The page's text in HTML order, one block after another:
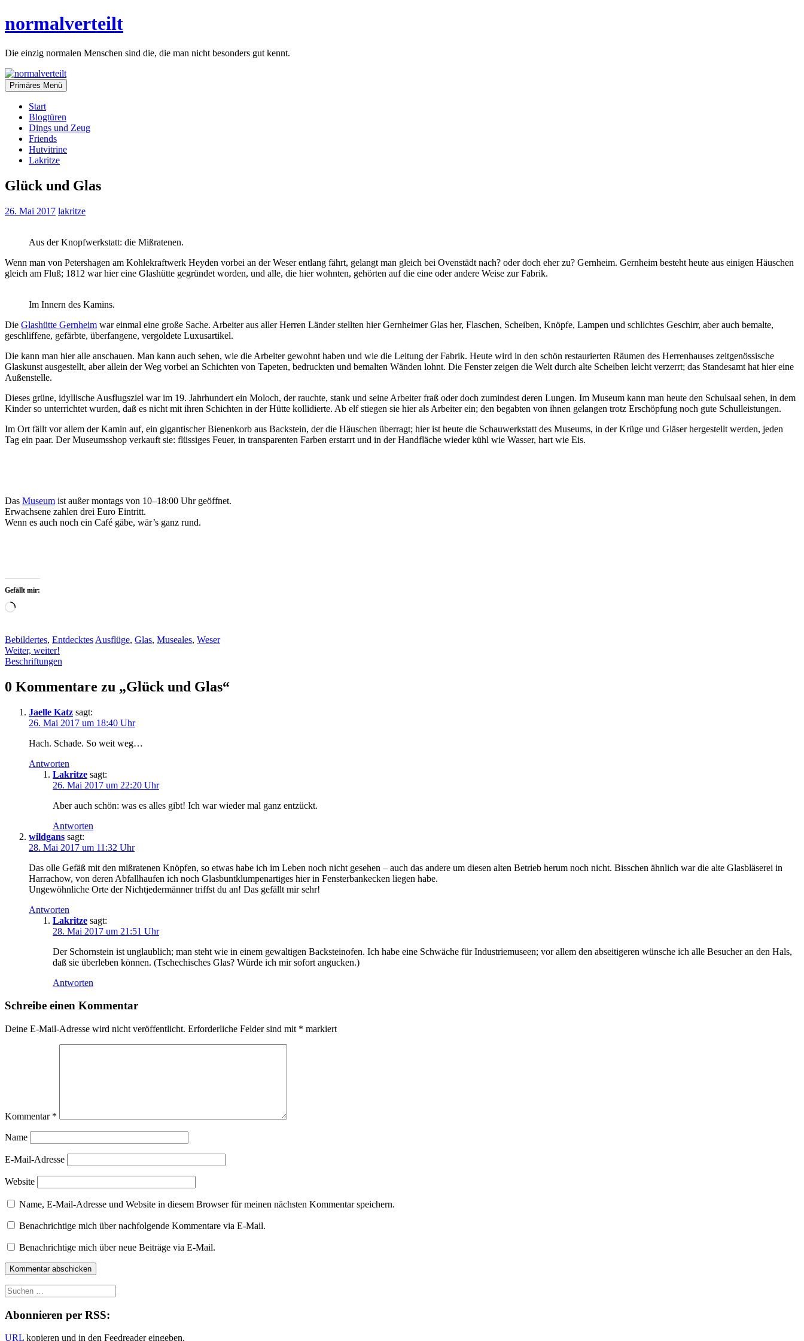
Inhalt
normalverteilt
Die einzig normalen Menschen sind die, die man nicht besonders gut kennt.
Primäres Menü
Start
Blogtüren
Dings und Zeug
Friends
Hutvitrine
Lakritze
Glück und Glas
26. Mai 2017 lakritze
Aus der Knopfwerkstatt: die Mißratenen.
Wenn man von Petershagen am Kohlekraftwerk Heyden vorbei an der Weser entlang fährt, gelangt man gleich bei Ovenstädt nach? oder doch eher zu? Gernheim. Gernheim besteht heute aus einigen Häuschen
gleich am Fluß; 1812 war hier eine Glashütte gegründet worden, und alle, die hier wohnten, gehörten auf die eine oder andere Weise zur Fabrik.
Im Innern des Kamins.
Die Glashütte Gernheim war einmal eine große Sache. Arbeiter aus aller Herren Länder stellten hier Gernheimer Glas her, Flaschen, Scheiben, Knöpfe, Lampen und schlichtes Geschirr, aber auch bemalte,
geschliffene, gefärbte, überfangene, vergoldete Luxusartikel.
Die kann man hier alle anschauen. Man kann auch sehen, wie die Arbeiter gewohnt haben und wie die Leitung der Fabrik. Heute wird in den schön restaurierten Räumen des Herrenhauses zeitgenössische
Glaskunst ausgestellt, aber allein der Weg vorbei an Schichten von Tapeten, bedruckten und bemalten Wänden lohnt. Die Fenster zeigen die Welt durch alte Scheiben leicht verzerrt; das Standesamt hat hier eine
Außenstelle.
Dieses grüne, idyllische Ausflugsziel war im 19. Jahrhundert ein Moloch, der rauchte, stank und seine Arbeiter fraß oder doch zumindest deren Lungen. Im Museum kann man heute den Schulsaal sehen, in dem
Kinder so unterrichtet wurden, daß es nicht mit ihren Schichten in der Hütte kollidierte. Ab elf stiegen sie hier als Arbeiter ein; den begabten von ihnen gelangen trotz Erschöpfung noch gute Schulleistungen.
Im Ort fällt vor allem der Kamin auf, ein gigantischer Bienenkorb aus Backstein, der die Häuschen überragt; hier ist heute die Schauwerkstatt des Museums, in der Krüge und Gläser hergestellt werden, jeden
Tag ein paar. Der Museumsshop verkauft sie: flüssiges Feuer, in transparenten Farben erstarrt und in der Handfläche wieder kühl wie Wasser, hart wie Eis.
Das Museum ist außer montags von 10–18:00 Uhr geöffnet.
Erwachsene zahlen drei Euro Eintritt.
Wenn es auch noch ein Café gäbe, wär’s ganz rund.
Gefällt mir:
Wird
Bebildertes, Entdecktes Ausflüge, Glas, Museales, Weser
Beitragsnavigation
Weiter, weiter!
Beschriftungen
0 Kommentare zu „Glück und Glas“
Jaelle Katz sagt:
26. Mai 2017 um 18:40 Uhr
Hach. Schade. So weit weg…
Antworten
Lakritze sagt:
26. Mai 2017 um 22:20 Uhr
Aber auch schön: was es alles gibt! Ich war wieder mal ganz entzückt.
Antworten
wildgans sagt:
28. Mai 2017 um 11:32 Uhr
Das olle Gefäß mit den mißratenen Knöpfen, so etwas habe ich im Leben noch nicht gesehen – auch das andere um diesen alten Betrieb herum noch nicht. Bisschen ähnlich war die alte Glasbläserei in
Harrachow, von deren Abfallhaufen ich noch Glasbuntklumpenartiges hier in Fensterbankecken liegen habe.
Ungewöhnliche Orte der Nichtjedermänner triffst du an! Das gefällt mir sehr!
Antworten
Lakritze sagt:
28. Mai 2017 um 21:51 Uhr
Der Schornstein ist unglaublich; man steht wie in einem gewaltigen Backsteinofen. Ich habe eine Schwäche für Industriemuseen; vor allem den abseitigeren wünsche ich alle Besucher an den Hals,
daß sie überleben können. (Tschechisches Glas? Würde ich mir sofort angucken.)
Antworten
Schreibe einen Kommentar
Deine E-Mail-Adresse wird nicht veröffentlicht. Erforderliche Felder sind mit * markiert
Kommentar *
Name
E-Mail-Adresse
Website
Name, E-Mail-Adresse und Website in diesem Browser für meinen nächsten Kommentar speichern.
Benachrichtige mich über nachfolgende Kommentare via E-Mail.
Benachrichtige mich über neue Beiträge via E-Mail.
Abonnieren per RSS:
URL kopieren und in den Feedreader eingeben.